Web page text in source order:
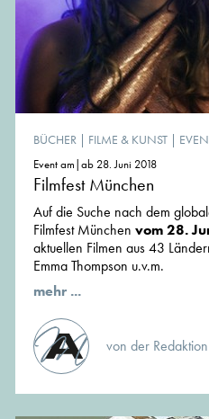
BÜCHER | FILME & KUNST |
Event am|ab 28. Juni 2018
Filmfest München
Auf die Suche nach dem
Filmfest München vom 28.
aktuellen Filmen aus 43
Emma Thompson u.v.m.
mehr ...
von der